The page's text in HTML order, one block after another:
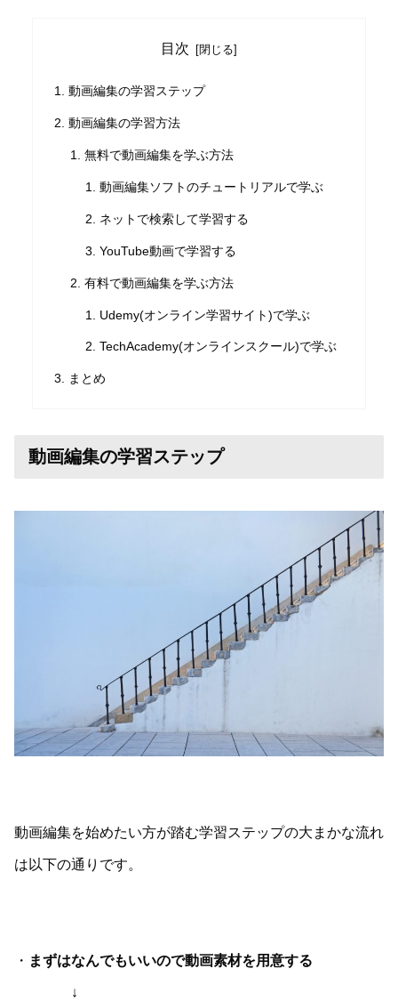
目次
動画編集の学習ステップ
動画編集の学習方法
無料で動画編集を学ぶ方法
動画編集ソフトのチュートリアルで学ぶ
ネットで検索して学習する
YouTube動画で学習する
有料で動画編集を学ぶ方法
Udemy(オンライン学習サイト)で学ぶ
TechAcademy(オンラインスクール)で学ぶ
まとめ
動画編集の学習ステップ
動画編集を始めたい方が踏む学習ステップの大まかな流れ
は以下の通りです。
・ まずはなんでもいいので動画素材を用意する
↓